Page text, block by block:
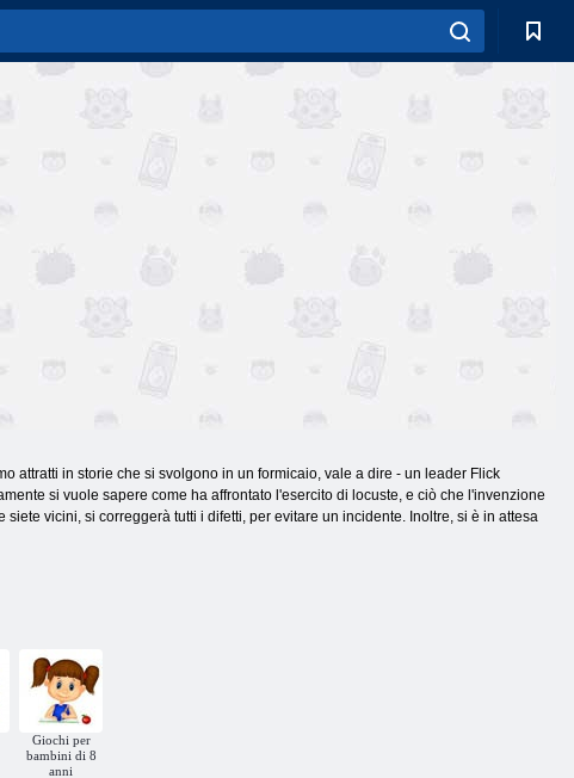
attratti in storie che si svolgono in un formicaio, vale a dire - un leader Flick
si vuole sapere come ha affrontato l'esercito di locuste, e ciò che l'invenzione
vicini, si correggerà tutti i difetti, per evitare un incidente. Inoltre, si è in attesa
Giochi per
bambini di 8
anni